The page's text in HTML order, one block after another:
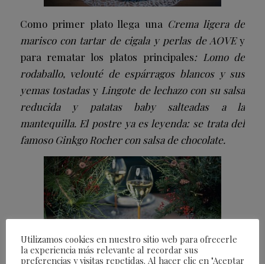
Como primer plato llega una Crema ligera de
marisco con tartar de cigala y perlas de AOVEy
para rematar los platos principales: Lomo de
rodaballo, velouté de espárragos blancos y sus
yemas tostadas yLingote de lechazo con su salsa
reducida y patatas baby salteadas a la
mantequilla. El postre ya es leyenda: se trata del
famoso Ginkgo Rocher con salsa de chocolate.
Utilizamos cookies en nuestro sitio web para ofrecerle
la experiencia más relevante al recordar sus
preferencias y visitas repetidas. Al hacer clic en "Aceptar